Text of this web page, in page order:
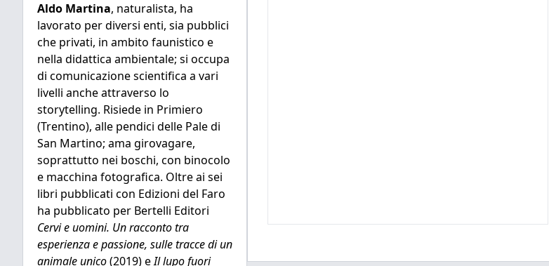
Aldo Martina, naturalista, ha
lavorato per diversi enti, sia pubblici
che privati, in ambito faunistico e
nella didattica ambientale; si occupa
di comunicazione scientifica a vari
livelli anche attraverso lo
storytelling. Risiede in Primiero
(Trentino), alle pendici delle Pale di
San Martino; ama girovagare,
soprattutto nei boschi, con binocolo
e macchina fotografica. Oltre ai sei
libri pubblicati con Edizioni del Faro
ha pubblicato per Bertelli Editori
Cervi e uomini. Un racconto tra
esperienza e passione, sulle tracce di un
animale unico(2019) eIl lupo fuori